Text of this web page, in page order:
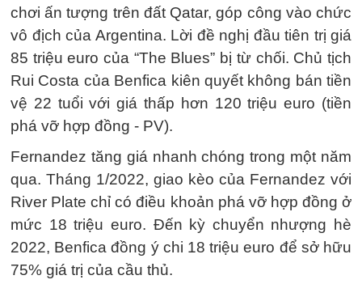
chơi ấn tượng trên đất Qatar, góp công vào chức
vô địch của Argentina. Lời đề nghị đầu tiên trị giá
85 triệu euro của “The Blues” bị từ chối. Chủ tịch
Rui Costa của Benfica kiên quyết không bán tiền
vệ 22 tuổi với giá thấp hơn 120 triệu euro (tiền
phá vỡ hợp đồng - PV).
Fernandez tăng giá nhanh chóng trong một năm
qua. Tháng 1/2022, giao kèo của Fernandez với
River Plate chỉ có điều khoản phá vỡ hợp đồng ở
mức 18 triệu euro. Đến kỳ chuyển nhượng hè
2022, Benfica đồng ý chi 18 triệu euro để sở hữu
75% giá trị của cầu thủ.